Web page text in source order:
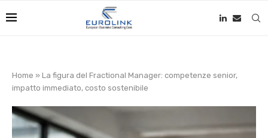
Home » La figura del Fractional Manager: competenze senior,
impatto immediato, costo sostenibile